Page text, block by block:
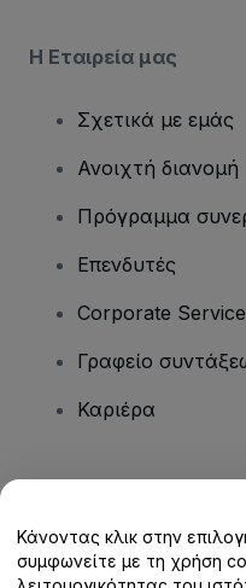
Η Εταιρεία μας
Σχετικά με εμάς
Ανοιχτή διανομή
Πρόγραμμα
Επενδυτές
Corporate Service
Γραφείο
Καριέρα
Κέντρο βοήθειας
Κάνοντας κλικ στην
συμφωνείτε με τη χρήση